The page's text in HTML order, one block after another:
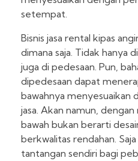
setempat.
Bisnis jasa rental kipas
dimana saja. Tidak hanya
juga di pedesaan. Pun,
dipedesaan dapat
bawahnya menyesuaikan
jasa. Akan namun,
bawah bukan berarti
berkwalitas rendahan.
tantangan sendiri bagi